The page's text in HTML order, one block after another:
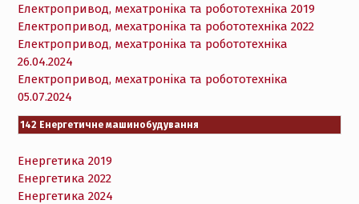
Електропривод, мехатроніка та робототехніка 2019
Електропривод, мехатроніка та робототехніка 2022
Електропривод, мехатроніка та робототехніка
26.04.2024
Електропривод, мехатроніка та робототехніка
05.07.2024
142 Енергетичне машинобудування
Енергетика 2019
Енергетика 2022
Енергетика 2024